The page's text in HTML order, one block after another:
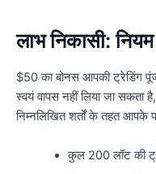
लाभ निकासी:
$50 का बोनस आपकी ट्रेडिंग
स्वयं वापस नहीं लिया जा सकता
निम्नलिखित शर्तों के तहत आपके
कुल 200 लॉट की